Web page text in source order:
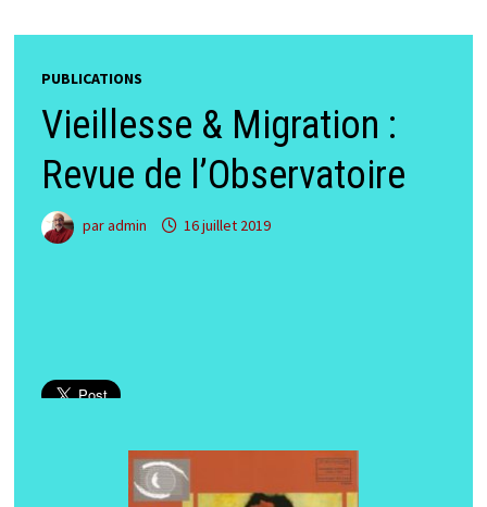
PUBLICATIONS
Vieillesse & Migration :
Revue de l’Observatoire
paradmin 16 juillet 2019